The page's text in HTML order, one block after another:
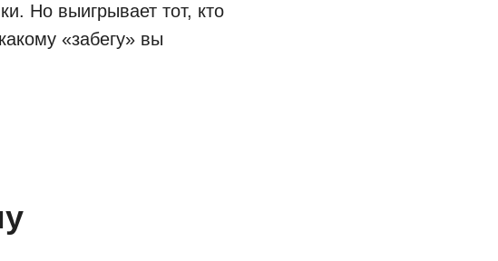
Но выигрывает тот, кто
«забегу» вы